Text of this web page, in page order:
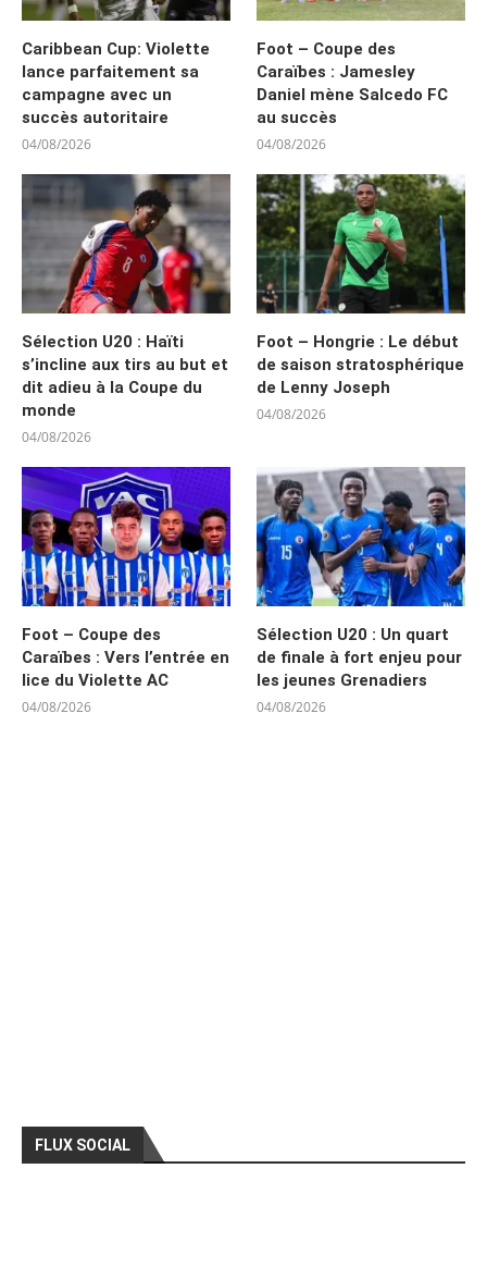
Caribbean Cup: Violette
lance parfaitement sa
campagne avec un
succès autoritaire
04/08/2026
Foot – Coupe des
Caraïbes : Jamesley
Daniel mène Salcedo FC
au succès
04/08/2026
Sélection U20 : Haïti
s’incline aux tirs au but et
dit adieu à la Coupe du
monde
04/08/2026
Foot – Hongrie : Le début
de saison stratosphérique
de Lenny Joseph
04/08/2026
Foot – Coupe des
Caraïbes : Vers l’entrée en
lice du Violette AC
04/08/2026
Sélection U20 : Un quart
de finale à fort enjeu pour
les jeunes Grenadiers
04/08/2026
FLUX SOCIAL